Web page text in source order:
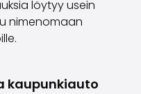
löytyy usein
nimenomaan
kaupunkiauto